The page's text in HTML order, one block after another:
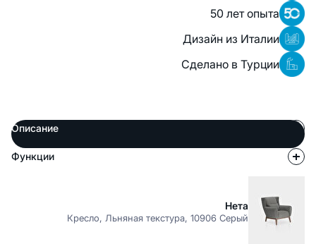
50 лет опыта
Дизайн из Италии
Сделано в Турции
Описание
Функции
Нета
Кресло, Льняная текстура, 10906 Серый